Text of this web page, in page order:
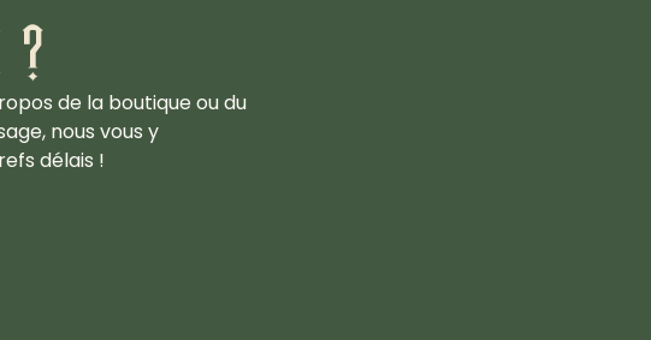
de la boutique ou du
nous vous y
délais !